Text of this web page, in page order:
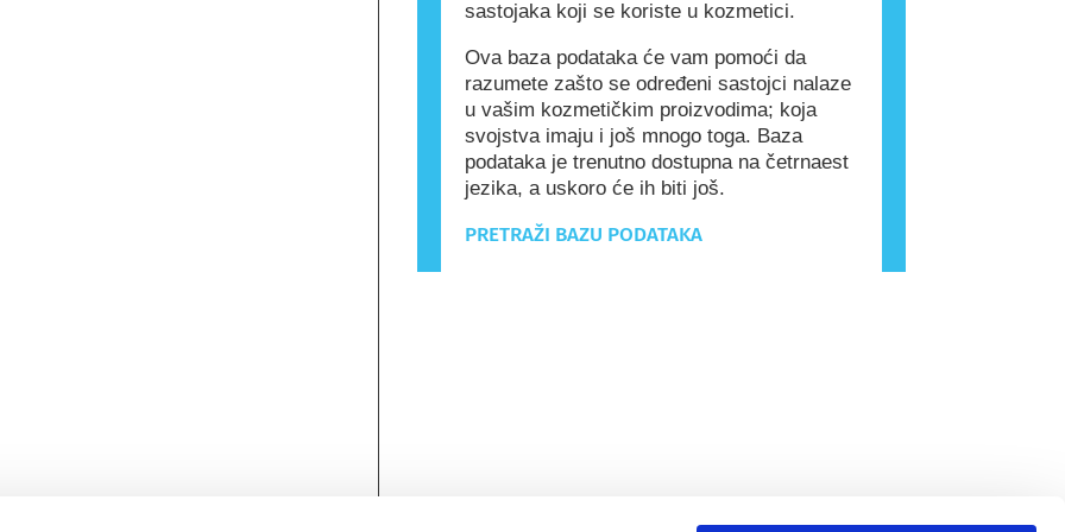
sastojaka koji se koriste u kozmetici.
Ova baza podataka će vam pomoći da
razumete zašto se određeni sastojci nalaze
u vašim kozmetičkim proizvodima; koja
svojstva imaju i još mnogo toga. Baza
podataka je trenutno dostupna na četrnaest
jezika, a uskoro će ih biti još.
PRETRAŽI BAZU PODATAKA